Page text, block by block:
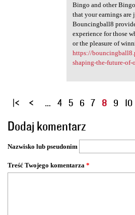
Bingo and other
that your earnings are
Bouncingball8
experience for those
or the pleasure of
https://
shaping-the-future-of-
S
r
o
n
y
… 4 5 6 7 8 9 10
Dodaj komentarz
Nazwisko lub pseudonim
Treść Twojego komentarza *